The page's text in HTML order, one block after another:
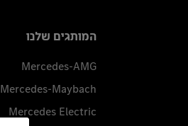
המותגים שלנו
Mercedes-AMG
Mercedes-Maybach
Mercedes Electric